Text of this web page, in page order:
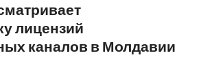
лицензий
каналов в Молдавии